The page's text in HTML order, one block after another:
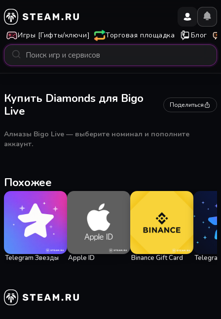
Игры [Гифты/ключи] Торговая площадка Блог
Купить Diamonds для Bigo
Live
Поделиться
Алмазы Bigo Live — выберите номинал и пополните
аккаунт.
Похожее
Telegram Звезды Apple ID Binance Gift Card